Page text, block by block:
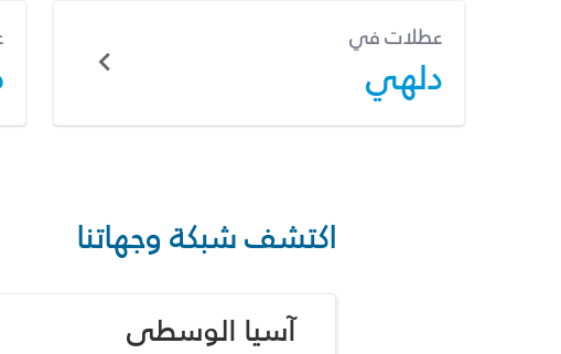
عطلات في
دلهي
اكتشف شبكة وجهاتنا
آسيا الوسطى